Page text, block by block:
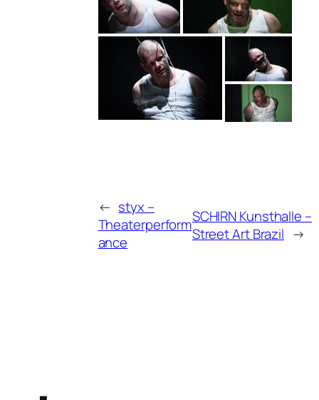
← styx –
Theaterperform
ance
SCHIRN Kunsthalle –
Street Art Brazil →